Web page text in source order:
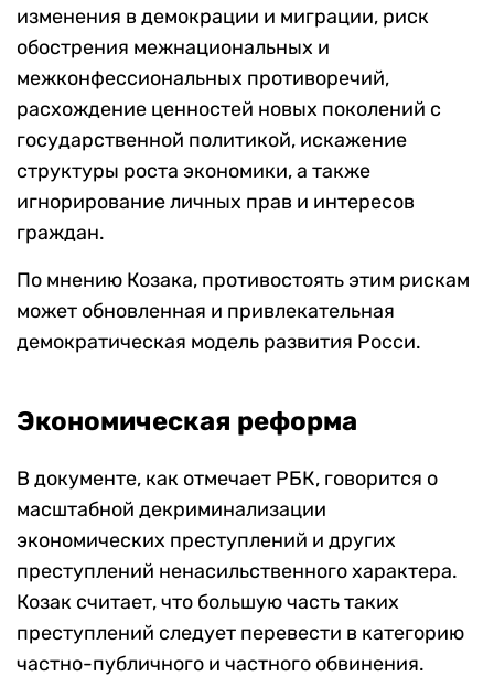
изменения в демокрации и миграции, риск
обострения межнациональных и
межконфессиональных противоречий,
расхождение ценностей новых поколений с
государственной политикой, искажение
структуры роста экономики, а также
игнорирование личных прав и интересов
граждан.
По мнению Козака, противостоять этим рискам
может обновленная и привлекательная
демократическая модель развития Росси.
Экономическая реформа
В документе, как отмечает РБК, говорится о
масштабной декриминализации
экономических преступлений и других
преступлений ненасильственного характера.
Козак считает, что большую часть таких
преступлений следует перевести в категорию
частно-публичного и частного обвинения.